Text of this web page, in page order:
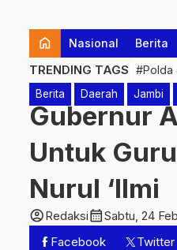
home Nasional Berita
TRENDING TAGS #Polda
Berita Daerah Jambi
Gubernur
Untuk
Nurul ‘Ilmi
account_circleRedaksicalendar_monthSabtu, 24
Facebook
Twitter